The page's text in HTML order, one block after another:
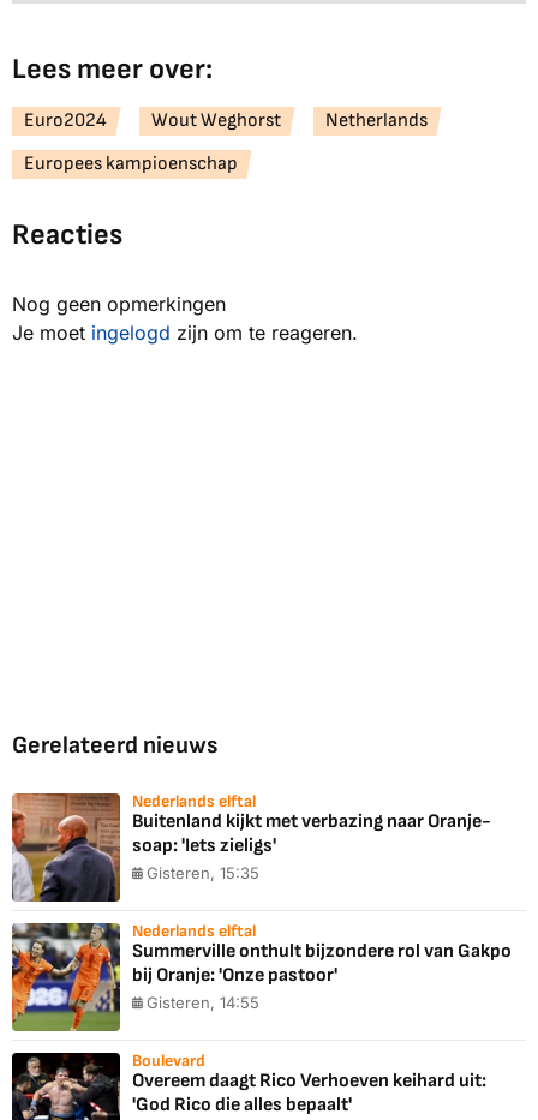
Lees meer over:
Euro2024 Wout Weghorst
Netherlands
Europees kampioenschap
Reacties
Nog geen opmerkingen
Je moet ingelogd zijn om te reageren.
Gerelateerd nieuws
Nederlands elftal
Buitenland kijkt met verbazing naar Oranje-
soap: 'Iets zieligs'
Gisteren, 15:35
Nederlands elftal
Summerville onthult bijzondere rol van Gakpo
bij Oranje: 'Onze pastoor'
Gisteren, 14:55
Boulevard
Overeem daagt Rico Verhoeven keihard uit:
'God Rico die alles bepaalt'